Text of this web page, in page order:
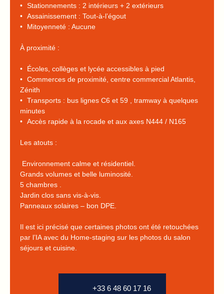
Stationnements : 2 intérieurs + 2 extérieurs
Assainissement : Tout-à-l’égout
Mitoyenneté : Aucune
À proximité :
Écoles, collèges et lycée accessibles à pied
Commerces de proximité, centre commercial Atlantis,
Zénith
Transports : bus lignes C6 et 59 , tramway à quelques
minutes
Accès rapide à la rocade et aux axes N444 / N165
Les atouts :
Environnement calme et résidentiel.
Grands volumes et belle luminosité.
5 chambres .
Jardin clos sans vis-à-vis.
Panneaux solaires – bon DPE.
Il est ici précisé que certaines photos ont été retouchées
par l’IA avec du Home-staging sur les photos du salon
séjours et cuisine.
+33 6 48 60 17 16